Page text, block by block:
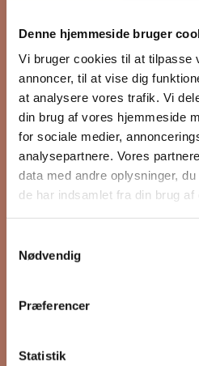
Denne hjemmeside bruger
Vi bruger cookies til at tilpasse
annoncer, til at vise dig
at analysere vores trafik. Vi
din brug af vores hjemmeside
for sociale medier,
analysepartnere. Vores
data med andre oplysninger,
de har indsamlet fra din brug af
Nødvendig
Præferencer
Statistik
Hold dig opdateret
på Grønttorvet. I
sender vi blandt
VIP Åbent Hus,
boliger til salg og